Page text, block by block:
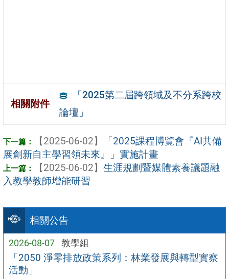
相關公告
2026-08-07 教學組
「2050 淨零排放政策系列：林業發展與轉型實察
活動」
相關附件
「2025第二屆跨領域及不分系跨校
論壇」
【2025-06-02】
「2025課程博覽會『AI共備
展創新自主學習領未來』」實施計畫
【2025-06-02】 生涯規劃暨媒體素養議題融
入教學教師增能研習